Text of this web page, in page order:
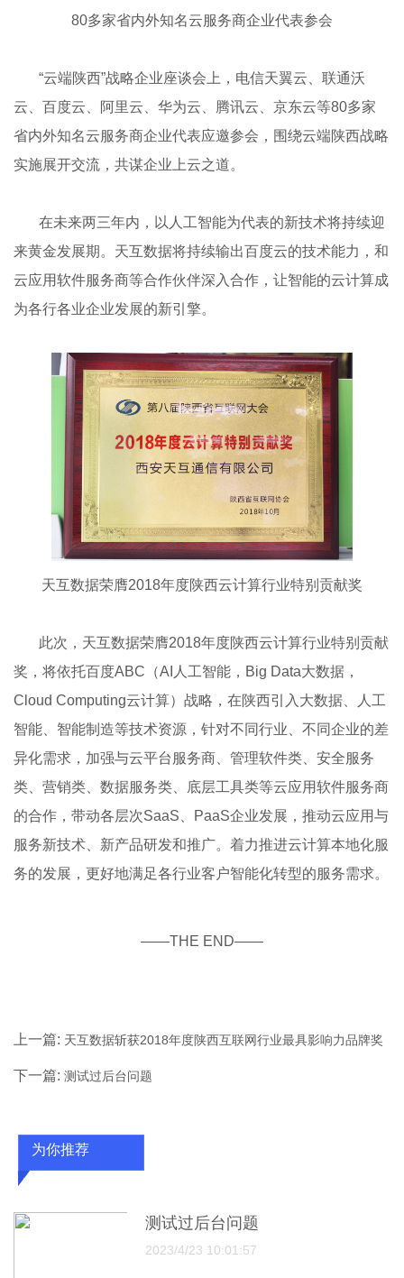
80多家省内外知名云服务商企业代表参会
“云端陕西”战略企业座谈会上，电信天翼云、联通沃
云、百度云、阿里云、华为云、腾讯云、京东云等80多家
省内外知名云服务商企业代表应邀参会，围绕云端陕西战略
实施展开交流，共谋企业上云之道。
在未来两三年内，以人工智能为代表的新技术将持续迎
来黄金发展期。天互数据将持续输出百度云的技术能力，和
云应用软件服务商等合作伙伴深入合作，让智能的云计算成
为各行各业企业发展的新引擎。
天互数据荣膺2018年度陕西云计算行业特别贡献奖
此次，天互数据荣膺2018年度陕西云计算行业特别贡献
奖，将依托百度ABC（AI人工智能，Big Data大数据，
Cloud Computing云计算）战略，在陕西引入大数据、人工
智能、智能制造等技术资源，针对不同行业、不同企业的差
异化需求，加强与云平台服务商、管理软件类、安全服务
类、营销类、数据服务类、底层工具类等云应用软件服务商
的合作，带动各层次SaaS、PaaS企业发展，推动云应用与
服务新技术、新产品研发和推广。着力推进云计算本地化服
务的发展，更好地满足各行业客户智能化转型的服务需求。
——THE END——
上一篇: 天互数据斩获2018年度陕西互联网行业最具影响力品牌奖
下一篇:测试过后台问题
为你推荐
测试过后台问题
2023/4/23 10:01:57